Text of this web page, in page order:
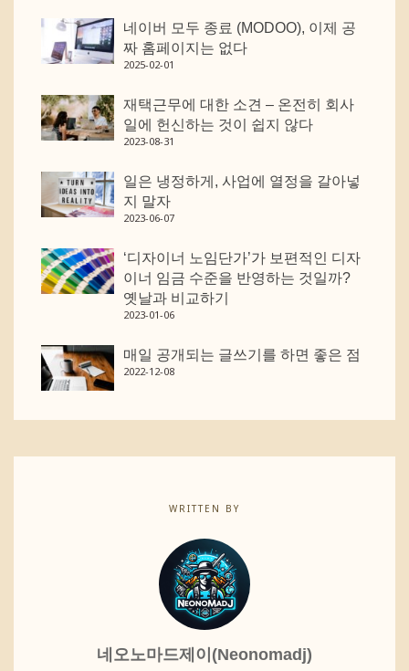
네이버 모두 종료 (MODOO), 이제 공
짜 홈페이지는 없다
2025-02-01
재택근무에 대한 소견 – 온전히 회사
일에 헌신하는 것이 쉽지 않다
2023-08-31
일은 냉정하게, 사업에 열정을 갈아넣
지 말자
2023-06-07
‘디자이너 노임단가’가 보편적인 디자
이너 임금 수준을 반영하는 것일까?
옛날과 비교하기
2023-01-06
매일 공개되는 글쓰기를 하면 좋은 점
2022-12-08
WRITTEN BY
네오노마드제이(Neonomadj)